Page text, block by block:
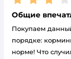
Общие
Покупаем
порядке:
норме! Что